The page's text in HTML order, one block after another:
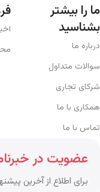
ما را بیشتر
بشناسید
درباره ما
سوالات متداول
شرکای تجاری
همکاری با ما
تماس با ما
عضویت در
برای اطلاع از آخرین